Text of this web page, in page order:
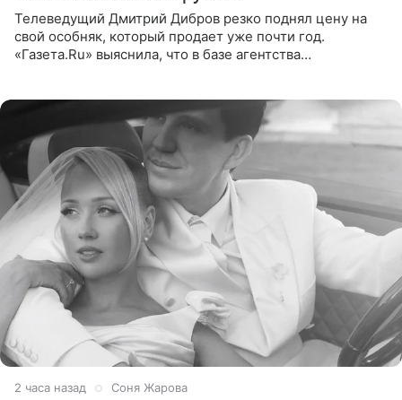
Телеведущий Дмитрий Дибров резко поднял цену на
свой особняк, который продает уже почти год.
«Газета.Ru» выяснила, что в базе агентства
2 часа назад Соня Жарова